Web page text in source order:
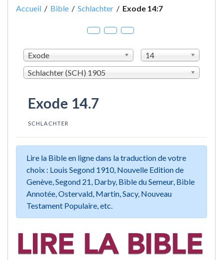
Accueil / Bible / Schlachter / Exode 14:7
Exode
14
Schlachter (SCH) 1905
Exode 14.7
SCHLACHTER
Lire la Bible en ligne dans la traduction de votre
choix : Louis Segond 1910, Nouvelle Edition de
Genève, Segond 21, Darby, Bible du Semeur, Bible
Annotée, Ostervald, Martin, Sacy, Nouveau
Testament Populaire, etc.